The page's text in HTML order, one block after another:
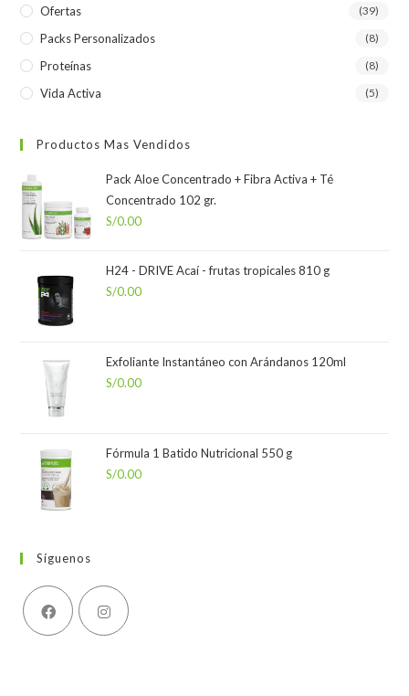
Ofertas (39)
Packs Personalizados (8)
Proteínas (8)
Vida Activa (5)
Productos Mas Vendidos
Pack Aloe Concentrado + Fibra Activa + Té
Concentrado 102 gr.
S/0.00
H24 - DRIVE Acaí - frutas tropicales 810 g
S/0.00
Exfoliante Instantáneo con Arándanos 120ml
S/0.00
Fórmula 1 Batido Nutricional 550 g
S/0.00
Síguenos